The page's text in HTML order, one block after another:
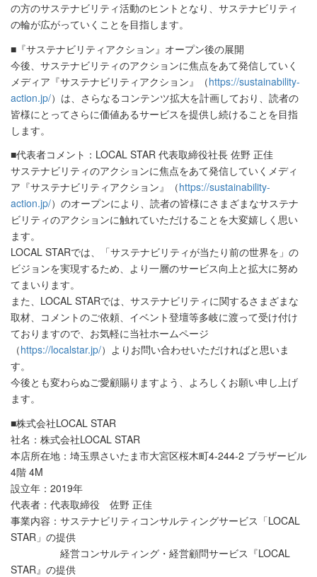
の方のサステナビリティ活動のヒントとなり、サステナビリティ
の輪が広がっていくことを目指します。
■『サステナビリティアクション』オープン後の展開
今後、サステナビリティのアクションに焦点をあて発信していく
メディア『サステナビリティアクション』（https://sustainability-
action.jp/）は、さらなるコンテンツ拡大を計画しており、読者の
皆様にとってさらに価値あるサービスを提供し続けることを目指
します。
■代表者コメント：LOCAL STAR 代表取締役社長 佐野 正佳
サステナビリティのアクションに焦点をあて発信していくメディ
ア『サステナビリティアクション』（https://sustainability-
action.jp/）のオープンにより、読者の皆様にさまざまなサステナ
ビリティのアクションに触れていただけることを大変嬉しく思い
ます。
LOCAL STARでは、「サステナビリティが当たり前の世界を」の
ビジョンを実現するため、より一層のサービス向上と拡大に努め
てまいります。
また、LOCAL STARでは、サステナビリティに関するさまざまな
取材、コメントのご依頼、イベント登壇等多岐に渡って受け付け
ておりますので、お気軽に当社ホームページ
（https://localstar.jp/）よりお問い合わせいただければと思いま
す。
今後とも変わらぬご愛顧賜りますよう、よろしくお願い申し上げ
ます。
■株式会社LOCAL STAR
社名：株式会社LOCAL STAR
本店所在地：埼玉県さいたま市大宮区桜木町4-244-2 ブラザービル
4階 4M
設立年：2019年
代表者：代表取締役 佐野 正佳
事業内容：サステナビリティコンサルティングサービス「LOCAL
STAR」の提供
経営コンサルティング・経営顧問サービス『LOCAL
STAR』の提供